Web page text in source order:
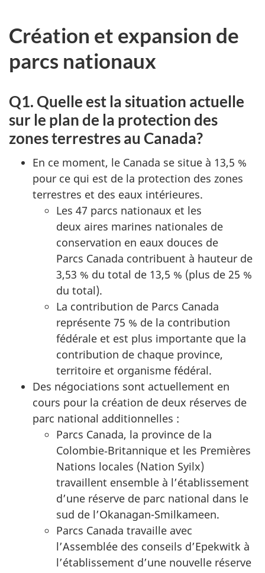
Création et expansion de
parcs nationaux
Q1. Quelle est la situation actuelle
sur le plan de la protection des
zones terrestres au Canada?
En ce moment, le Canada se situe à 13,5 %
pour ce qui est de la protection des zones
terrestres et des eaux intérieures.
Les 47 parcs nationaux et les
deux aires marines nationales de
conservation en eaux douces de
Parcs Canada contribuent à hauteur de
3,53 % du total de 13,5 % (plus de 25 %
du total).
La contribution de Parcs Canada
représente 75 % de la contribution
fédérale et est plus importante que la
contribution de chaque province,
territoire et organisme fédéral.
Des négociations sont actuellement en
cours pour la création de deux réserves de
parc national additionnelles :
Parcs Canada, la province de la
Colombie‑Britannique et les Premières
Nations locales (Nation Syilx)
travaillent ensemble à l’établissement
d’une réserve de parc national dans le
sud de l’Okanagan-Smilkameen.
Parcs Canada travaille avec
l’Assemblée des conseils d’Epekwitk à
l’établissement d’une nouvelle réserve